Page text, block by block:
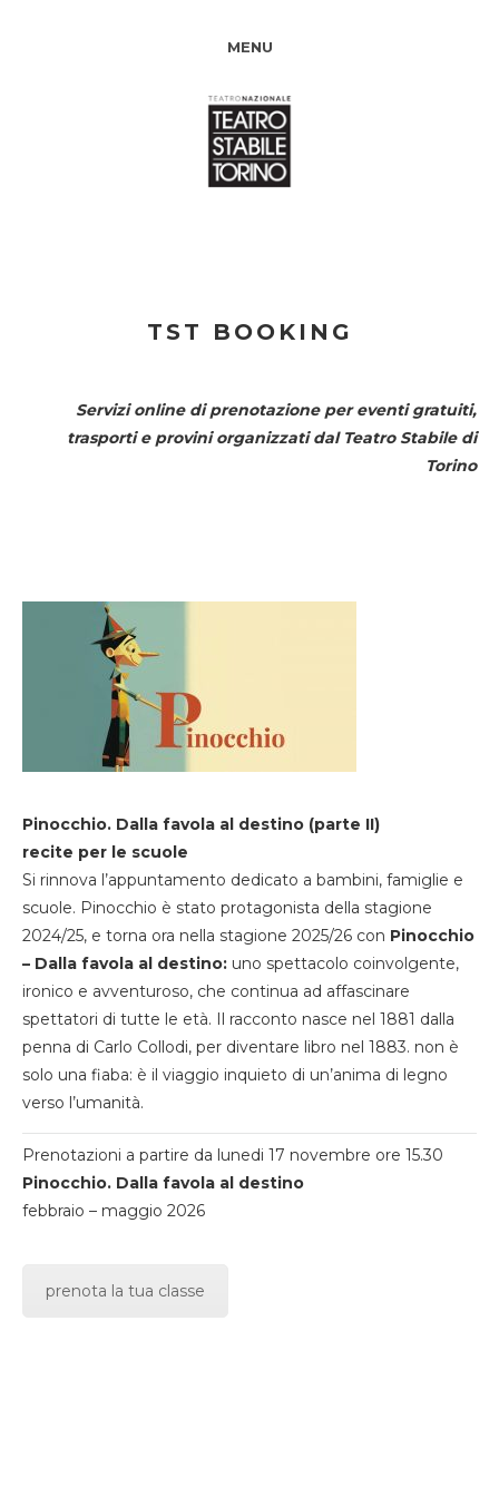
MENU
TST BOOKING
Servizi online di prenotazione per eventi gratuiti,
trasporti e provini organizzati dal Teatro Stabile di
Torino
Pinocchio. Dalla favola al destino (parte II)
recite per le scuole
Si rinnova l’appuntamento dedicato a bambini, famiglie e
scuole. Pinocchio è stato protagonista della stagione
2024/25, e torna ora nella stagione 2025/26 con Pinocchio
– Dalla favola al destino: uno spettacolo coinvolgente,
ironico e avventuroso, che continua ad affascinare
spettatori di tutte le età. Il racconto nasce nel 1881 dalla
penna di Carlo Collodi, per diventare libro nel 1883. non è
solo una fiaba: è il viaggio inquieto di un’anima di legno
verso l’umanità.
Prenotazioni a partire da lunedi 17 novembre ore 15.30
Pinocchio. Dalla favola al destino
febbraio – maggio 2026
prenota la tua classe